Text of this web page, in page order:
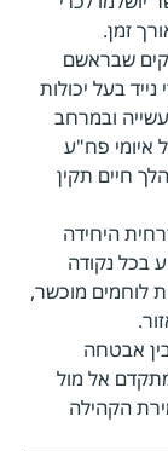
זמן.
שבראשם
בעל יכולות
ובמרחב
איומי פח"ע
חיים תקין
היחידה
בכל נקודה
לוחמים מוכשר,
אבטחה
אל מול
הקהילה